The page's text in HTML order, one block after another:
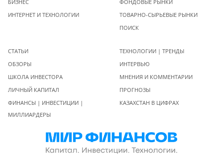
БИЗНЕС
ИНТЕРНЕТ И ТЕХНОЛОГИИ
ФОНДОВЫЕ РЫНКИ
ТОВАРНО-СЫРЬЕВЫЕ РЫНКИ
ПОИСК
СТАТЬИ
ОБЗОРЫ
ШКОЛА ИНВЕСТОРА
ЛИЧНЫЙ КАПИТАЛ
ФИНАНСЫ | ИНВЕСТИЦИИ |
МИЛЛИАРДЕРЫ
ТЕХНОЛОГИИ | ТРЕНДЫ
ИНТЕРВЬЮ
МНЕНИЯ И КОММЕНТАРИИ
ПРОГНОЗЫ
КАЗАХСТАН В ЦИФРАХ